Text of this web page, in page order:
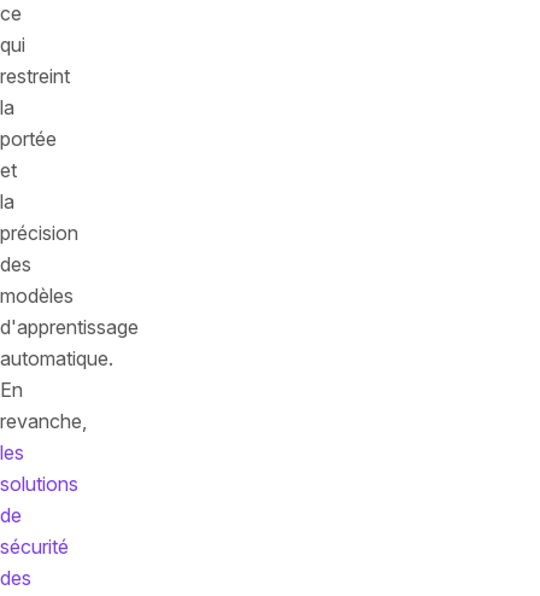
ce
qui
restreint
la
portée
et
la
précision
des
modèles
d'apprentissage
automatique.
En
revanche,
les
solutions
de
sécurité
des